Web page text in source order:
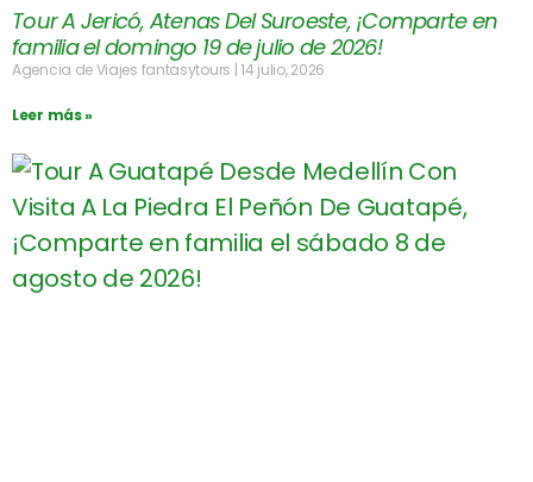
Tour A Jericó, Atenas Del Suroeste, ¡Comparte en
familia el domingo 19 de julio de 2026!
Agencia de Viajes fantasytours 14 julio, 2026
Leer más »